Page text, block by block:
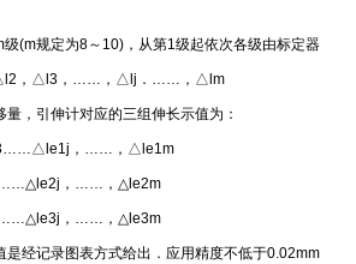
(m规定为8～10)，从第1级起依次各级由标定器
△l2，△l3，……，△lj．……，△lm
，引伸计对应的三组伸长示值为：
，……，△le1m
，……，△le2m
，……，△le3m
是经记录图表方式给出．应用精度不低于0.02mm